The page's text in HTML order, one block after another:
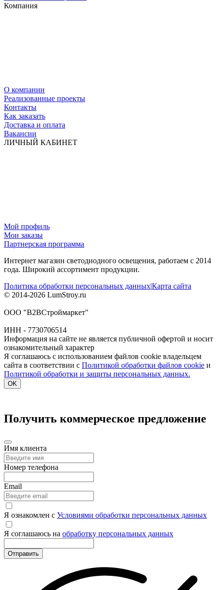
Компания
О компании
Реализованные проекты
Контакты
Как заказать
Доставка и оплата
Вакансии
ЛИЧНЫЙ КАБИНЕТ
Мой профиль
Мои заказы
Партнерская программа
Интернет магазин светодиодного освещения, работаем с 2014
года. Широкий ассортимент продукции.
Политика обработки персональных данных|Карта сайта
© 2014-2026 LumStroy.ru
ООО "В2ВСтроймаркет"
ИНН - 7730706514
Информация на сайте не является публичной офертой и носит
ознакомительный характер
Я соглашаюсь с использованием файлов cookie владельцем
сайта в соответствии с Политикой обработки файлов cookie и
Политикой обработки и защиты персональных данных.
OK
Получить коммерческое предложение
Имя клиента
Номер телефона
Email
Я ознакомлен с Условиями обработки персональных данных
Я соглашаюсь на обработку персональных данных
Отправить